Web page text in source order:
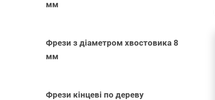
мм
Фрези з діаметром хвостовика 8
мм
Фрези кінцеві по дереву